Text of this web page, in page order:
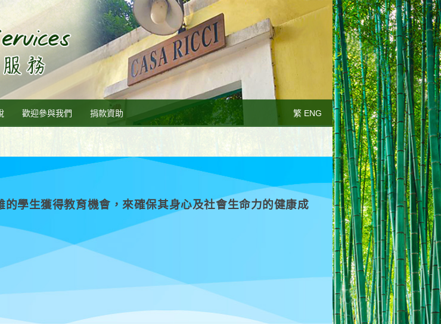
歡迎參與我們 捐款資助 繁 ENG
學生獲得教育機會，來確保其身心及社會生命力的健康成